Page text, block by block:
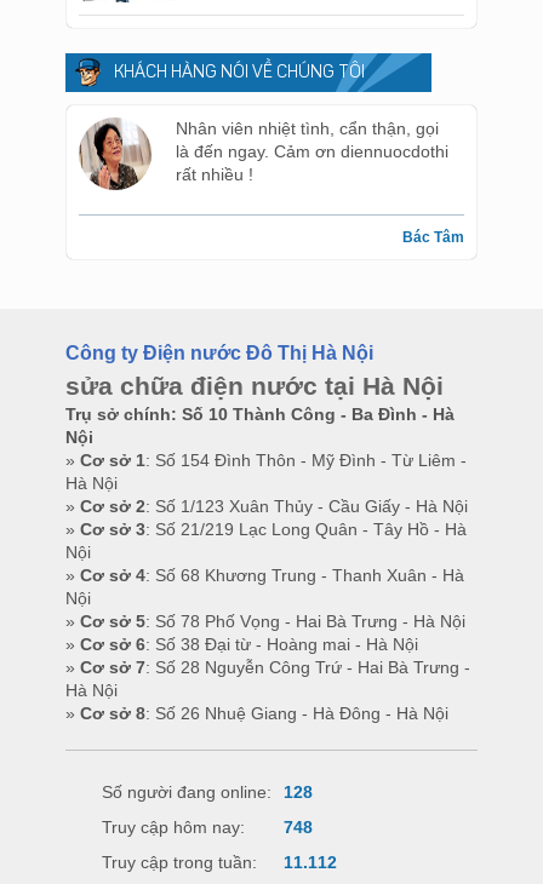
KHÁCH HÀNG NÓI VỀ CHÚNG TÔI
Nhân viên nhiệt tình, cẩn thận, gọi
là đến ngay. Cảm ơn diennuocdothi
rất nhiều !
Bác Tâm
Công ty Điện nước Đô Thị Hà Nội
sửa chữa điện nước tại Hà Nội
Trụ sở chính: Số 10 Thành Công - Ba Đình - Hà
Nội
» Cơ sở 1: Số 154 Đình Thôn - Mỹ Đình - Từ Liêm -
Hà Nội
» Cơ sở 2: Số 1/123 Xuân Thủy - Cầu Giấy - Hà Nội
» Cơ sở 3: Số 21/219 Lạc Long Quân - Tây Hồ - Hà
Nội
» Cơ sở 4: Số 68 Khương Trung - Thanh Xuân - Hà
Nội
» Cơ sở 5: Số 78 Phố Vọng - Hai Bà Trưng - Hà Nội
» Cơ sở 6: Số 38 Đại từ - Hoàng mai - Hà Nội
» Cơ sở 7: Số 28 Nguyễn Công Trứ - Hai Bà Trưng -
Hà Nội
» Cơ sở 8: Số 26 Nhuệ Giang - Hà Đông - Hà Nội
Số người đang online:
128
Truy cập hôm nay:
748
Truy cập trong tuần:
11.112